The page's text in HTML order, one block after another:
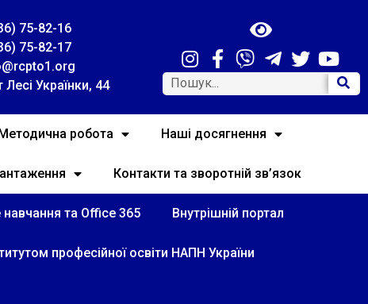
75-82-16
75-82-17
Лесі Українки, 44
робота Наші досягнення
Контакти та зворотній зв’язок
навчання та Office 365 Внутрішній портал
професійної освіти НАПН України